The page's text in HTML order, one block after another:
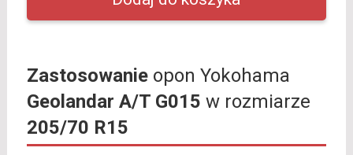
Zastosowanieopon Yokohama
Geolandar A/T G015 w rozmiarze
205/70 R15